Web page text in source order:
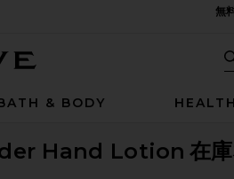
無
& BODY
Hand Lotion 在